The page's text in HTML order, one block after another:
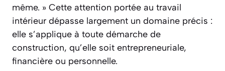
même. » Cette attention portée au travail
intérieur dépasse largement un domaine précis :
elle s’applique à toute démarche de
construction, qu’elle soit entrepreneuriale,
financière ou personnelle.